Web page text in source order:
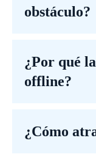
obstáculo?
¿Por qué
offline?
¿Cómo